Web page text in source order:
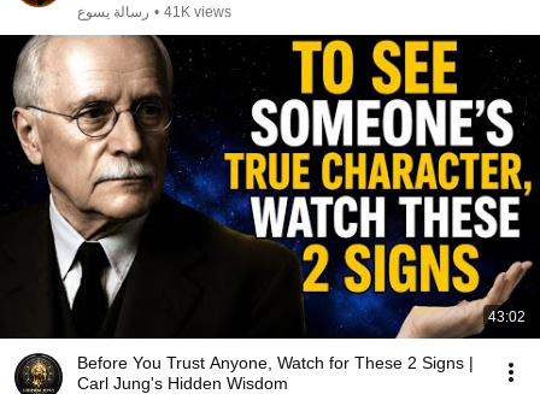
رسالة يسوع • 41K views
43:02
Before You Trust Anyone, Watch for These 2 Signs |
Carl Jung's Hidden Wisdom